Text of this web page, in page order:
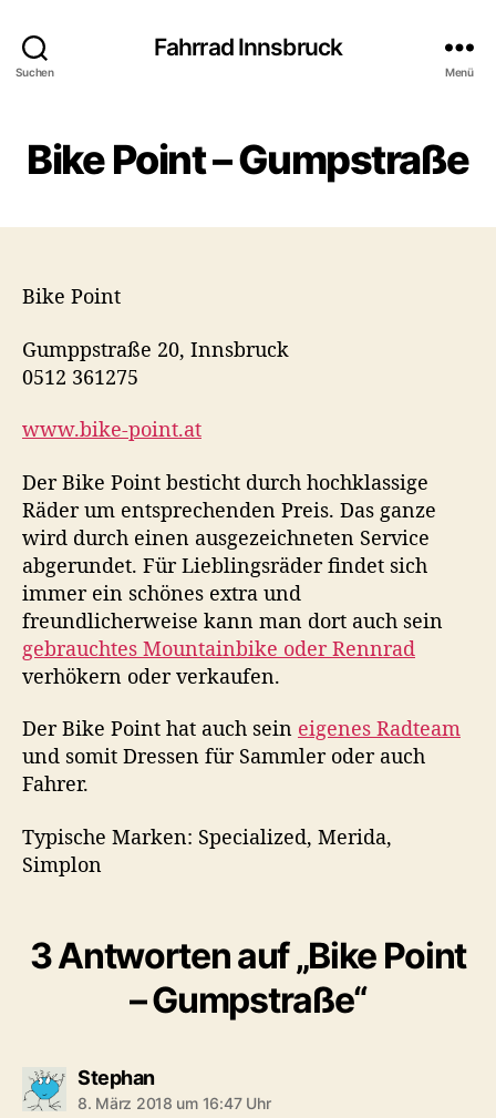
Suchen
Fahrrad Innsbruck
Menü
Bike Point – Gumpstraße
Bike Point
Gumppstraße 20, Innsbruck
0512 361275
www.bike-point.at
Der Bike Point besticht durch hochklassige
Räder um entsprechenden Preis. Das ganze
wird durch einen ausgezeichneten Service
abgerundet. Für Lieblingsräder findet sich
immer ein schönes extra und
freundlicherweise kann man dort auch sein
gebrauchtes Mountainbike oder Rennrad
verhökern oder verkaufen.
Der Bike Point hat auch sein eigenes Radteam
und somit Dressen für Sammler oder auch
Fahrer.
Typische Marken: Specialized, Merida,
Simplon
3 Antworten auf „Bike Point
– Gumpstraße“
Stephans
a
8. März 2018 um 16:47 Uhr